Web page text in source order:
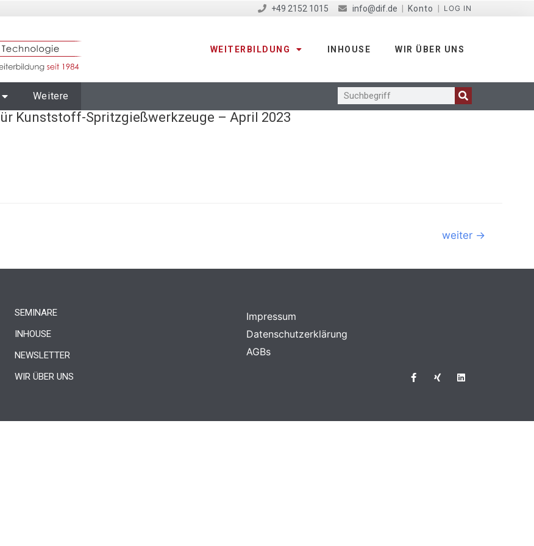
+49 2152 1015 info@dif.de Konto LOG IN
WEITERBILDUNG INHOUSE WIR ÜBER UNS
Weitere
Kunststoff-Spritzgießwerkzeuge – April 2023
weiter →
SEMINARE
INHOUSE
NEWSLETTER
WIR ÜBER UNS
Impressum
Datenschutzerklärung
AGBs